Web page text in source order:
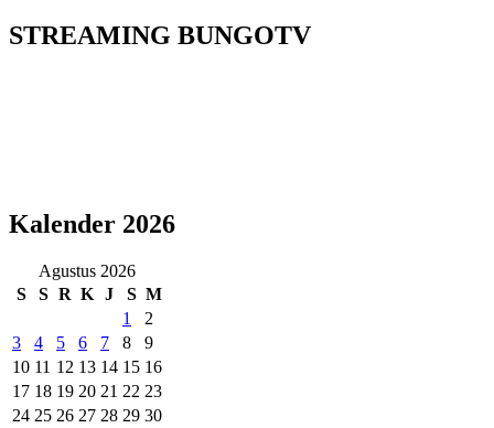
STREAMING BUNGOTV
Kalender 2026
Agustus 2026
S
S R K J S M
1
2
3
4 5 6 7 8
9
10 11 12 13 14 15 16
17 18 19 20 21 22 23
24 25 26 27 28 29 30